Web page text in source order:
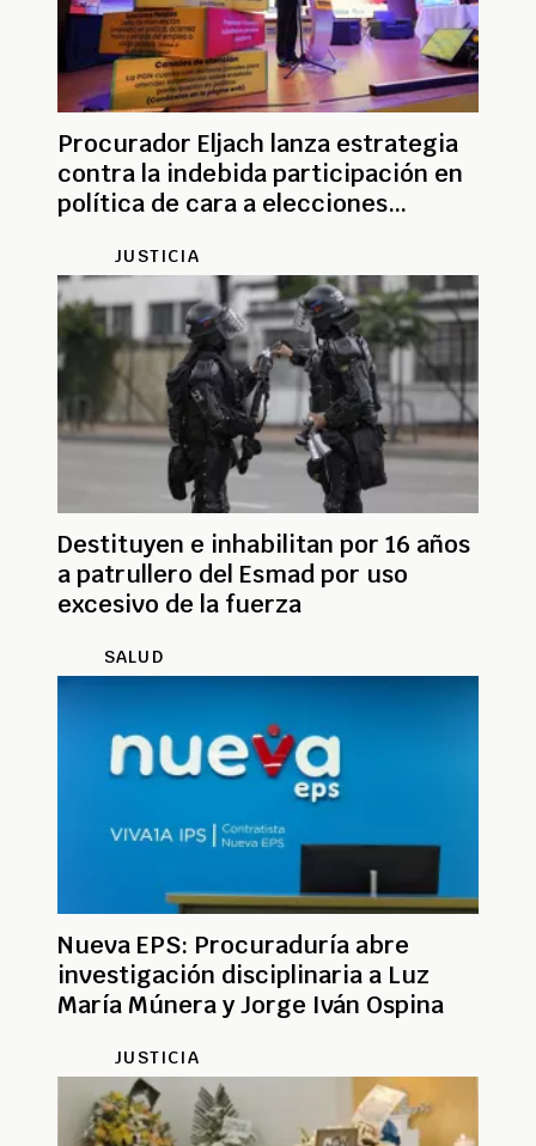
Procurador Eljach lanza estrategia
contra la indebida participación en
política de cara a elecciones
JUSTICIA
Destituyen e inhabilitan por 16 años
a patrullero del Esmad por uso
excesivo de la fuerza
SALUD
Nueva EPS: Procuraduría abre
investigación disciplinaria a Luz
María Múnera y Jorge Iván Ospina
JUSTICIA